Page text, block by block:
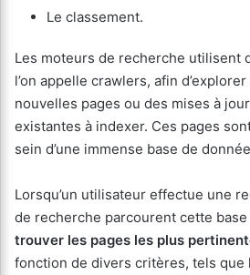
Le classement.
Les moteurs de recherche utilisent
l’on appelle crawlers, afin
nouvelles pages ou des mises à
existantes à indexer. Ces pages
sein d’une immense base de
Lorsqu’un utilisateur effectue une
de recherche parcourent cette
trouver les pages les plus
fonction de divers critères, tels que